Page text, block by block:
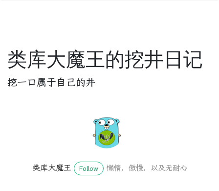
类库大魔王的挖井日记
挖一口属于自己的井
类库大魔王 Follow 懒惰，傲慢，以及无耐心